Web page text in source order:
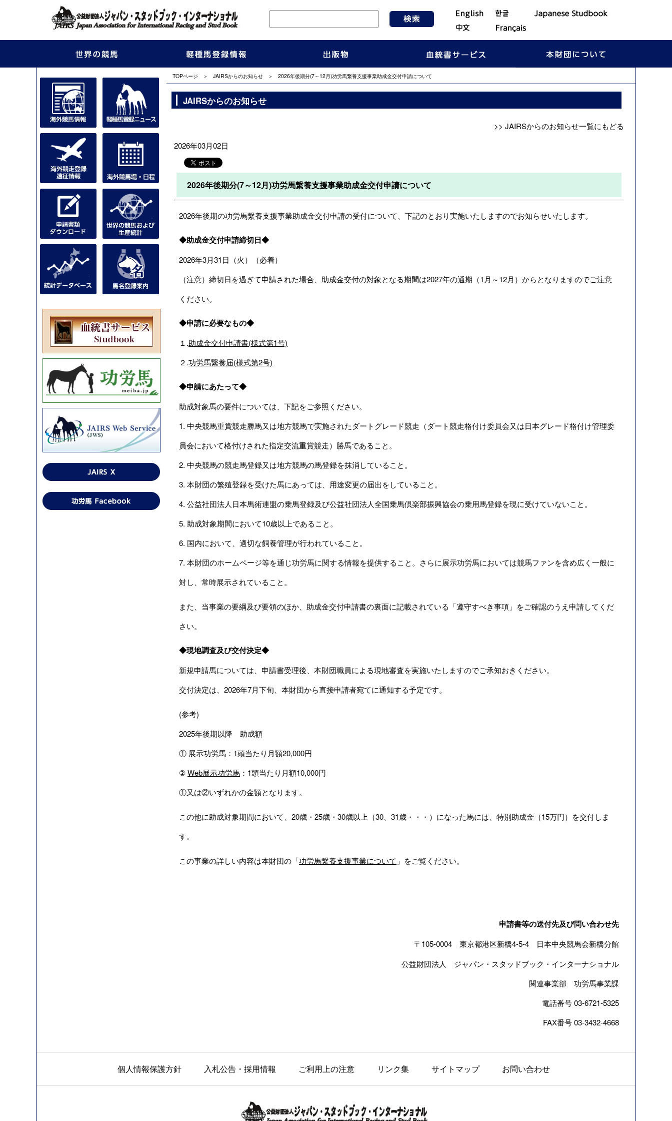
TOPページ ＞ JAIRSからのお知らせ ＞ 2026年後期分(7～12月)功労馬繋養支援事業助成金交付申請について
JAIRSからのお知らせ
>> JAIRSからのお知らせ一覧にもどる
2026年03月02日
2026年後期分(7～12月)功労馬繋養支援事業助成金交付申請について
2026年後期の功労馬繋養支援事業助成金交付申請の受付について、下記のとおり実施いたしますのでお知らせいたします。
◆助成金交付申請締切日◆
2026年3月31日（火）（必着）
（注意）締切日を過ぎて申請された場合、助成金交付の対象となる期間は2027年の通期（1月～12月）からとなりますのでご注意
ください。
◆申請に必要なもの◆
１.助成金交付申請書(様式第1号)
２.功労馬繋養届(様式第2号)
◆申請にあたって◆
助成対象馬の要件については、下記をご参照ください。
1. 中央競馬重賞競走勝馬又は地方競馬で実施されたダートグレード競走（ダート競走格付け委員会又は日本グレード格付け管理委
員会において格付けされた指定交流重賞競走）勝馬であること。
2. 中央競馬の競走馬登録又は地方競馬の馬登録を抹消していること。
3. 本財団の繁殖登録を受けた馬にあっては、用途変更の届出をしていること。
4. 公益社団法人日本馬術連盟の乗馬登録及び公益社団法人全国乗馬倶楽部振興協会の乗用馬登録を現に受けていないこと。
5. 助成対象期間において10歳以上であること。
6. 国内において、適切な飼養管理が行われていること。
7. 本財団のホームページ等を通じ功労馬に関する情報を提供すること。さらに展示功労馬においては競馬ファンを含め広く一般に
対し、常時展示されていること。
また、当事業の要綱及び要領のほか、助成金交付申請書の裏面に記載されている「遵守すべき事項」をご確認のうえ申請してくだ
さい。
◆現地調査及び交付決定◆
新規申請馬については、申請書受理後、本財団職員による現地審査を実施いたしますのでご承知おきください。
交付決定は、2026年7月下旬、本財団から直接申請者宛てに通知する予定です。
(参考)
2025年後期以降 助成額
① 展示功労馬：1頭当たり月額20,000円
②Web展示功労馬 ：1頭当たり月額10,000円
①又は②いずれかの金額となります。
この他に助成対象期間において、20歳・25歳・30歳以上（30、31歳・・・）になった馬には、特別助成金（15万円）を交付しま
す。
この事業の詳しい内容は本財団の「功労馬繋養支援事業について 」をご覧ください。
申請書等の送付先及び問い合わせ先
〒105-0004
東京都港区新橋4-5-4 日本中央競馬会新橋分館
公益財団法人 ジャパン・スタッドブック・インターナショナル
関連事業部 功労馬事業課
電話番号 03-6721-5325
FAX番号 03-3432-4668
個人情報保護方針 入札公告・採用情報 ご利用上の注意 リンク集 サイトマップ お問い合わせ